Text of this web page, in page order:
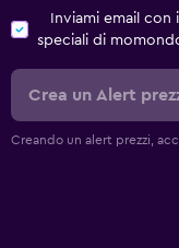
Inviami email
speciali di
Crea un Alert
Creando un alert prezzi,